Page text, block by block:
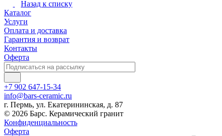
Назад к списку
Каталог
Услуги
Оплата и доставка
Гарантия и возврат
Контакты
Оферта
+7 902 647-15-34
info@bars-ceramic.ru
г. Пермь, ул. Екатерининская, д. 87
© 2026 Барс. Керамический гранит
Конфиденциальность
Оферта